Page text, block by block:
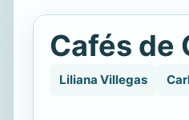
Cafés de
Liliana Villegas